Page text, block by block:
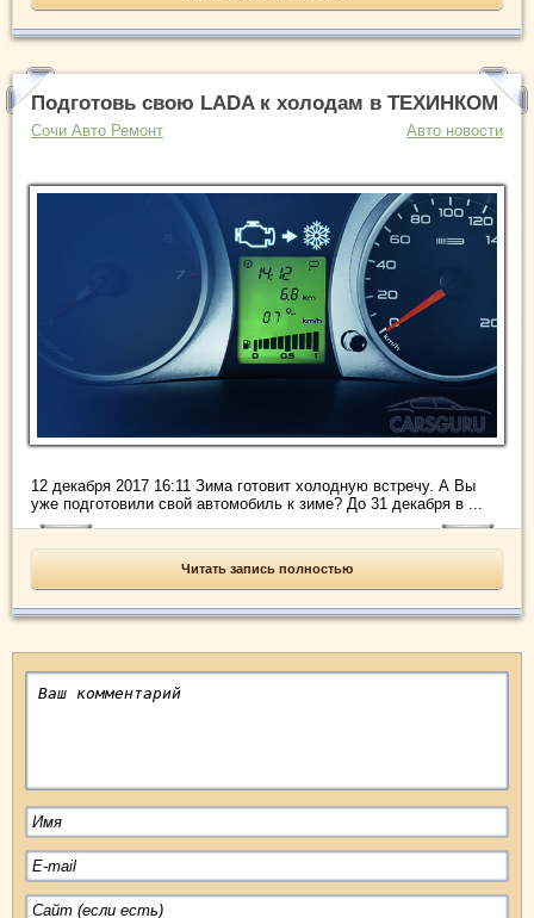
Подготовь свою LADA к холодам в ТЕХИНКОМ
Сочи Авто Ремонт Авто новости
12 декабря 2017 16:11 Зима готовит холодную встречу. А Вы
уже подготовили свой автомобиль к зиме? До 31 декабря в ...
Читать запись полностью